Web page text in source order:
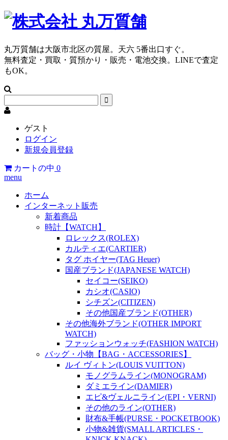
丸万質舗は大阪市北区の質屋。天六 5番出口すぐ。
無料査定・買取・質預かり・販売・電池交換。LINEで査定
もOK。
ゲスト
ログイン
新規会員登録
カートの中 0
menu
ホーム
インターネット販売
新着商品
時計【WATCH】
ロレックス(ROLEX)
カルティエ(CARTIER)
タグ ホイヤー(TAG Heuer)
国産ブランド(JAPANESE WATCH)
セイコー(SEIKO)
カシオ(CASIO)
シチズン(CITIZEN)
その他国産ブランド(OTHER)
その他海外ブランド(OTHER IMPORT
WATCH)
ファッションウォッチ(FASHION WATCH)
バッグ・小物【BAG・ACCESSORIES】
ルイ ヴィトン(LOUIS VUITTON)
モノグラムライン(MONOGRAM)
ダミエライン(DAMIER)
エピ&ヴェルニライン(EPI・VERNI)
その他のライン(OTHER)
財布&手帳(PURSE・POCKETBOOK)
小物&雑貨(SMALL ARTICLES・